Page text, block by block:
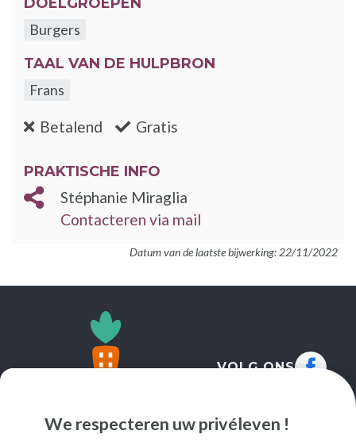
We respecteren uw privéleven !
Burgers
TAAL VAN DE HULPBRON
Frans
Betalend :nee Gratis
PRAKTISCHE INFO
Stéphanie Miraglia
Contacteren via mail
Datum van de laatste bijwerking: 22/11/2022
VOLG ONS